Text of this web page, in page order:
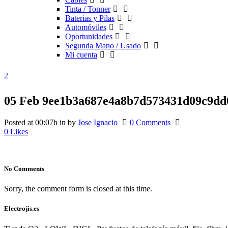
Tinta / Tonner
Baterias y Pilas
Automóviles
Oportunidades
Segunda Mano / Usado
Mi cuenta
05 Feb
Posted at 00:07h in by Jose Ignacio
0 Comments
0 Likes
No Comments
Sorry, the comment form is closed at this time.
Electrojis.es